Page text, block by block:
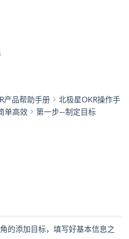
产品帮助手册
北极星OKR操作手
单高效 第一步—制定目标
的添加目标，填写好基本信息之